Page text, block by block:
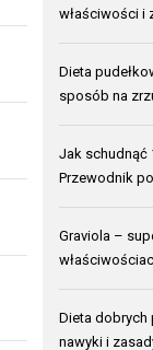
właściwości i
Dieta
sposób na
Jak schudnąć
Przewodnik
Graviola –
Dieta dobrych
nawyki i